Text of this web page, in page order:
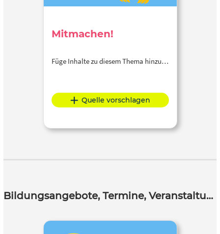
Mitmachen!
Füge Inhalte zu diesem Thema hinzu…
Quelle vorschlagen
Bildungsangebote, Termine, Veranstaltungen